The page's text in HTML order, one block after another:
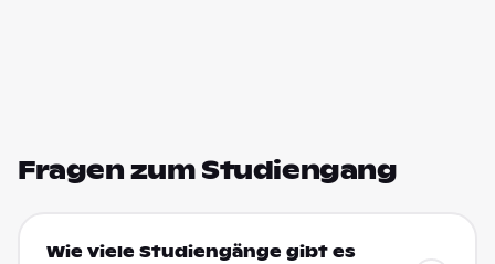
Fragen zum Studiengang
Wie viele Studiengänge gibt es